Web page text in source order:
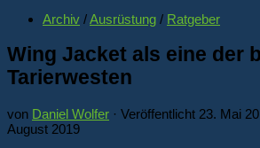
Archiv /Ausrüstung / Ratgeber
Wing Jacket als eine der
Tarierwesten
von Daniel Wolfer · Veröffentlicht 23. Mai
August 2019